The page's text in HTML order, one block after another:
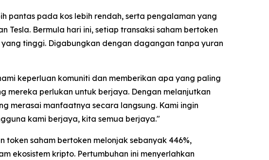
pantas pada kos lebih rendah, serta pengalaman yang
Bermula hari ini, setiap transaksi saham bertoken
tinggi. Digabungkan dengan dagangan tanpa yuran
keperluan komuniti dan memberikan apa yang paling
mereka perlukan untuk berjaya. Dengan melanjutkan
merasai manfaatnya secara langsung. Kami ingin
kami berjaya, kita semua berjaya."
saham bertoken melonjak sebanyak 446%,
ekosistem kripto. Pertumbuhan ini menyerlahkan